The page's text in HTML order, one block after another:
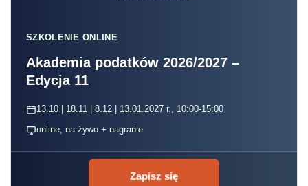
SZKOLENIE ONLINE
Akademia podatków 2026/2027 –
Edycja 11
13.10 | 18.11 | 8.12 | 13.01.2027 r., 10:00-15:00
online, na żywo + nagranie
Zapisz się